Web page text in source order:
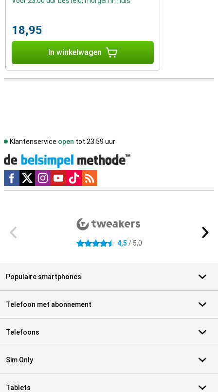
18,95
In winkelwagen
Klantenservice open tot 23.59 uur
Social media
4.5 sterren 4,5 / 5,0
Populaire smartphones
Telefoon met abonnement
Telefoons
Sim Only
Tablets